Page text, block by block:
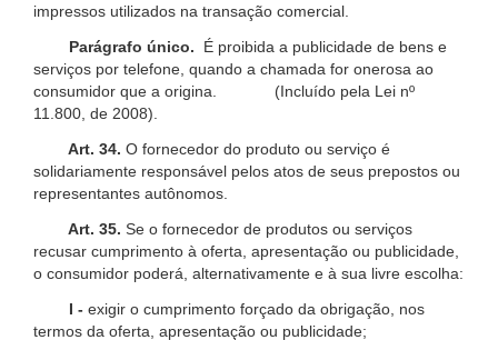
impressos utilizados na transação comercial.
Parágrafo único.
É proibida a publicidade de bens e
serviços por telefone, quando a chamada for onerosa ao
consumidor que a origina. (Incluído pela Lei nº
11.800, de 2008).
Art. 34. O fornecedor do produto ou serviço é
solidariamente responsável pelos atos de seus prepostos ou
representantes autônomos.
Art. 35. Se o fornecedor de produtos ou serviços
recusar cumprimento à oferta, apresentação ou publicidade,
o consumidor poderá, alternativamente e à sua livre escolha:
I - exigir o cumprimento forçado da obrigação, nos
termos da oferta, apresentação ou publicidade;